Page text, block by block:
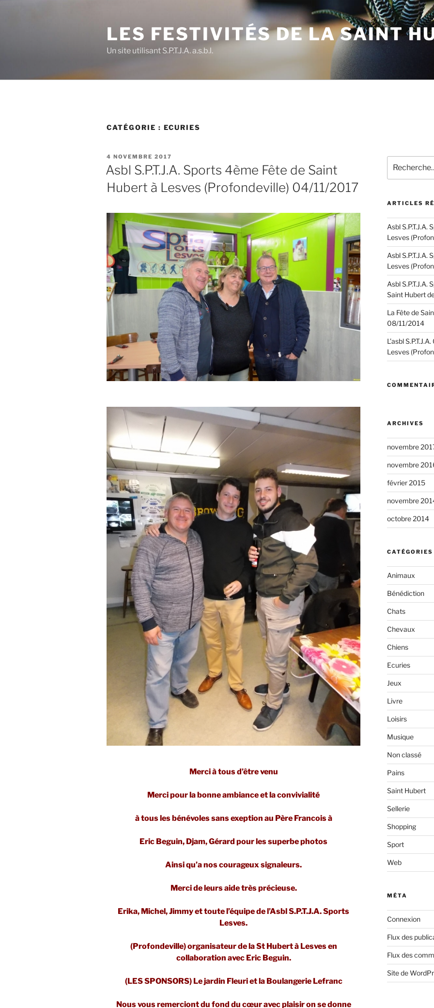
LES FESTIVITÉS DE LA SAINT
Un site utilisant S.P.T.J.A. a.s.b.l.
CATÉGORIE : ECURIES
PUBLIÉ
LE
4 NOVEMBRE 2017
Asbl S.P.T.J.A. Sports 4ème Fête de Saint
Hubert à Lesves (Profondeville) 04/11/2017
Merci à tous d’être venu
Merci pour la bonne ambiance et la convivialité
à tous les bénévoles sans exeption au Père Francois à
Eric Beguin, Djam, Gérard pour les superbe photos
Ainsi qu’a nos courageux signaleurs.
Merci de leurs aide très précieuse.
Erika, Michel, Jimmy et toute l’équipe de l’Asbl S.P.T.J.A. Sports
Lesves.
(Profondeville) organisateur de la St Hubert à Lesves en
collaboration avec Eric Beguin.
(LES SPONSORS) Le jardin Fleuri et la Boulangerie Lefranc
Nous vous remerciont du fond du cœur avec plaisir on se donne
pour
:
ARTICLES
Asbl S.P.T.J.A.
Lesves
Asbl S.P.T.J.A.
Lesves
Asbl S.P.T.J.A.
Saint Hubert
La Fête de
08/11/2014
L’asbl
Lesves
ARCHIVES
novembre
novembre
février 2015
novembre
octobre 2014
CATÉGORIES
Animaux
Bénédiction
Chats
Chevaux
Chiens
Ecuries
Jeux
Livre
Loisirs
Musique
Non classé
Pains
Saint Hubert
Sellerie
Shopping
Sport
Web
MÉTA
Connexion
Flux des
Flux des
Site de